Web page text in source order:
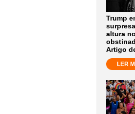
Trump
altura
Artigo
LER